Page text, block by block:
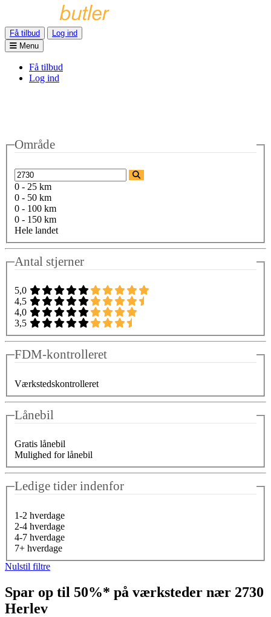
Få tilbud
Log ind
Menu
Få tilbud
Log ind
Område
0 - 25 km
0 - 50 km
0 - 100 km
0 - 150 km
Hele landet
Antal stjerner
5,0
4,5
4,0
3,5
FDM-kontrolleret
Værkstedskontrolleret
Lånebil
Gratis lånebil
Mulighed for lånebil
Ledige tider indenfor
1-2 hverdage
2-4 hverdage
4-7 hverdage
7+ hverdage
Nulstil filtre
Spar op til 50%* på værksteder nær 2730
Herlev